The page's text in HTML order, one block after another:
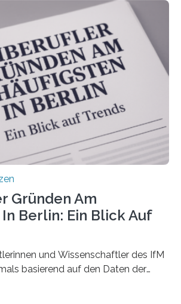
Versicherungskaufleute e.V.
Die Studie basiert auf den
selbstständigen
und -makler*innen. Ein
mehr als die Hälfte der Befragten ist
wird in den nächsten Jahren eine
benötigen. Aber nur ein Drittel hat
Gründen Am
Berlin: Ein Blick Auf
und Wissenschaftler des IfM
basierend auf den Daten der
meisten Gründungen von